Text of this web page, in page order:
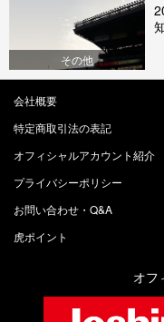
その他
会社概要
特定商取引法の表記
オフィシャルアカウント紹介
プライバシーポリシー
お問い合わせ・Q&A
虎ポイント
オフ